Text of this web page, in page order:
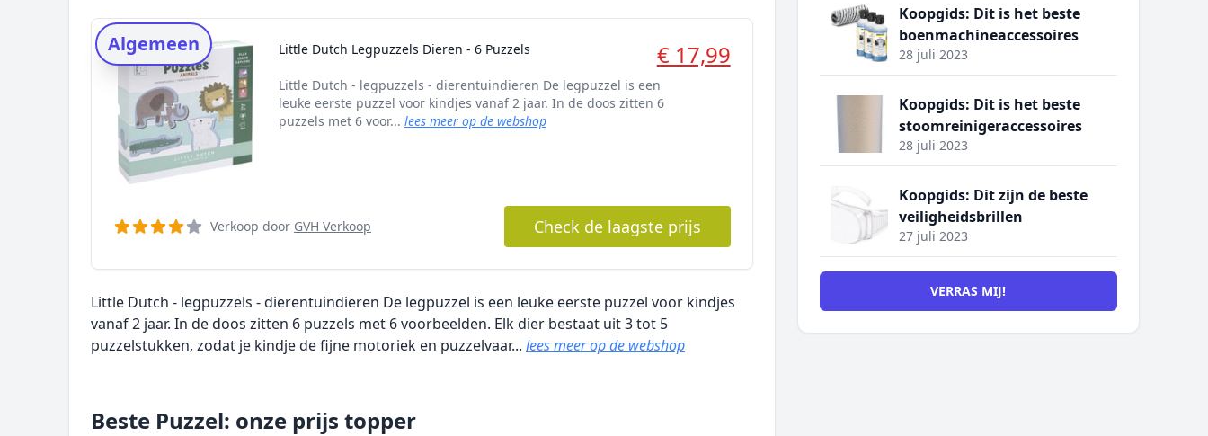
Rating topper
Onderzoeksmethode
Alternatieven
Prijsniveaus
Algemeen Little Dutch Legpuzzels Dieren - 6 Puzzels € 17,99
Little Dutch - legpuzzels - dierentuindieren De legpuzzel is een
leuke eerste puzzel voor kindjes vanaf 2 jaar. In de doos zitten 6
puzzels met 6 voor... lees meer op de webshop
Verkoop door GVH Verkoop Check de laagste prijs
Little Dutch - legpuzzels - dierentuindieren De legpuzzel is een leuke eerste puzzel voor kindjes
vanaf 2 jaar. In de doos zitten 6 puzzels met 6 voorbeelden. Elk dier bestaat uit 3 tot 5
puzzelstukken, zodat je kindje de fijne motoriek en puzzelvaar... lees meer op de webshop
Beste Puzzel: onze prijs topper
Koopgids: Dit is het beste
boenmachineaccessoires
28 juli 2023
Koopgids: Dit is het beste
stoomreinigeraccessoires
28 juli 2023
Koopgids: Dit zijn de beste
veiligheidsbrillen
27 juli 2023
VERRAS MIJ!